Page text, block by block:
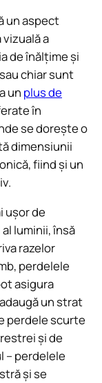
un aspect
a
de înălțime și
chiar sunt
un plus de
în
se dorește o
dimensiunii
fiind și un
ușor de
luminii, însă
razelor
perdelele
asigura
un strat
perdele scurte
și de
– perdelele
și se